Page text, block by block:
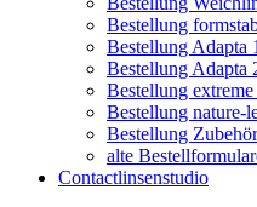
Bestellung
Bestellung Adapta 1
Bestellung Adapta
Bestellung
Bestellung nature-
Bestellung
alte
Contactlinsenstudio